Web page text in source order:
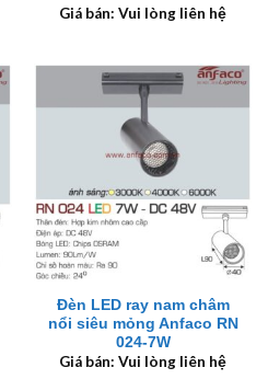
Giá bán: Vui lòng liên hệ
Đèn LED ray nam châm
nổi siêu mỏng Anfaco RN
024-7W
Giá bán: Vui lòng liên hệ